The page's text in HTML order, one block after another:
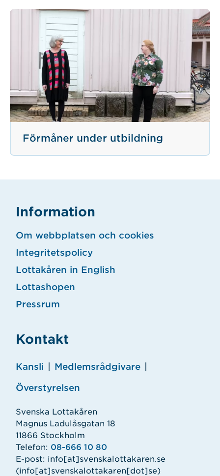
Förmåner under utbildning
Information
Om webbplatsen och cookies
Integritetspolicy
Lottakåren in English
Lottashopen
Pressrum
Kontakt
Kansli Medlemsrådgivare
Överstyrelsen
Svenska Lottakåren
Magnus Ladulåsgatan 18
11866 Stockholm
Telefon: 08-666 10 80
E-post: info[at]svenskalottakaren.se
(info[at]svenskalottakaren[dot]se)